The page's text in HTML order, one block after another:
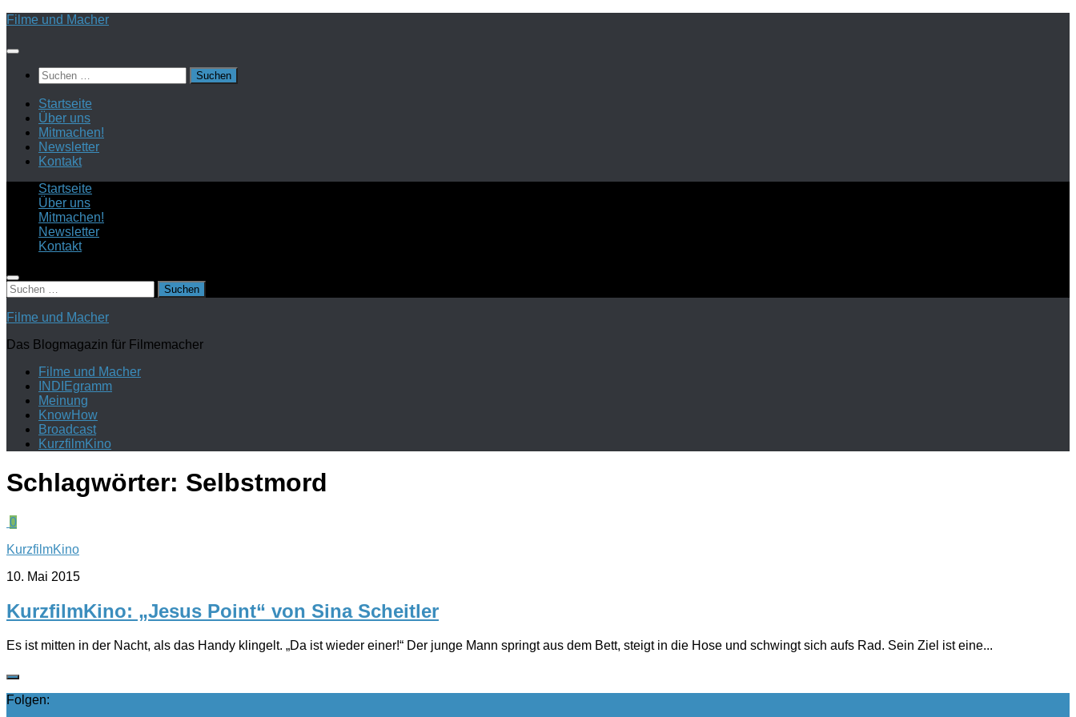
Zum
springen
Filme und Macher
Suchen
nach:
Startseite
Über uns
Mitmachen!
Newsletter
Kontakt
Startseite
Über uns
Mitmachen!
Newsletter
Kontakt
Suchen
nach:
Filme und Macher
Das Blogmagazin für Filmemacher
Filme und Macher
INDIEgramm
Meinung
KnowHow
Broadcast
KurzfilmKino
Schlagwörter: Selbstmord
0
KurzfilmKino
10. Mai 2015
KurzfilmKino: „Jesus Point“ von Sina Scheitler
Es ist mitten in der Nacht, als das Handy klingelt. „Da ist wieder einer!“ Der junge Mann springt aus dem Bett, steigt in die Hose und schwingt sich aufs Rad. Sein Ziel ist eine...
Folgen: